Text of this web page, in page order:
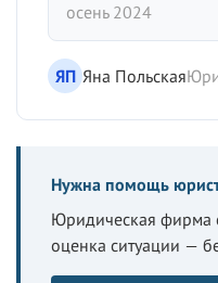
осень 2024
ЯП Яна Польская
Нужна помощь
Юридическая фирма
оценка ситуации —